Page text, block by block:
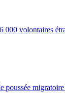
000 volontaires
poussée